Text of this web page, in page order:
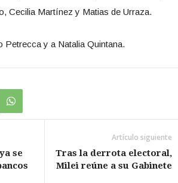
Cecilia Martínez y Matias de Urraza.
Petrecca y a Natalia Quintana.
se
Artículo siguiente
Tras la derrota electoral,
Milei reúne a su Gabinete